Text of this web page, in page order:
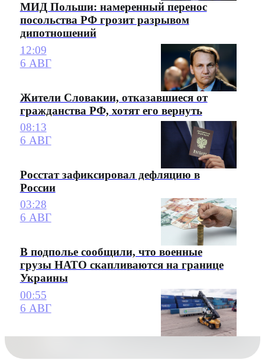
МИД Польши: намеренный перенос
посольства РФ грозит разрывом
дипотношений
12:09
6 АВГ
Жители Словакии, отказавшиеся от
гражданства РФ, хотят его вернуть
08:13
6 АВГ
Росстат зафиксировал дефляцию в
России
03:28
6 АВГ
В подполье сообщили, что военные
грузы НАТО скапливаются на границе
Украины
00:55
6 АВГ